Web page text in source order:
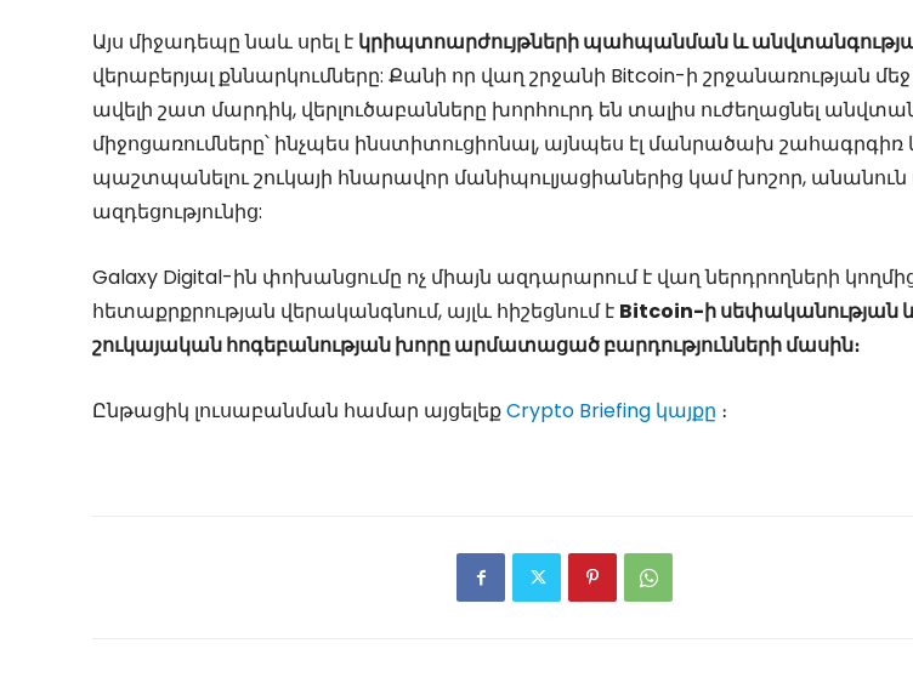
Այս միջադեպը նաև սրել է կրիպտոարժույթների պահպանման և
վերաբերյալ քննարկումները: Քանի որ վաղ շրջանի Bitcoin-ի շրջանառության
ավելի շատ մարդիկ, վերլուծաբանները խորհուրդ են տալիս ուժեղացնել
միջոցառումները՝ ինչպես ինստիտուցիոնալ, այնպես էլ մանրածախ շահագրգիռ
պաշտպանելու շուկայի հնարավոր մանիպուլյացիաներից կամ խոշոր,
ազդեցությունից:
Galaxy Digital-ին փոխանցումը ոչ միայն ազդարարում է վաղ ներդրողների
հետաքրքրության վերականգնում, այլև հիշեցնում է Bitcoin-ի սեփականության
շուկայական հոգեբանության խորը արմատացած բարդությունների մասին։
Ընթացիկ լուսաբանման համար այցելեքCrypto Briefing կայքը ։